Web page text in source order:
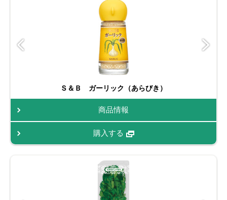
Ｓ＆Ｂ ガーリック（あらびき）
商品情報
購入する